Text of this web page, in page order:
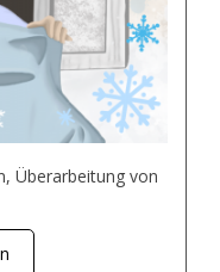
Überarbeitung von